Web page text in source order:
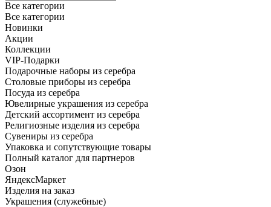
Все категории
Все категории
Новинки
Акции
Коллекции
VIP-Подарки
Подарочные наборы из серебра
Столовые приборы из серебра
Посуда из серебра
Ювелирные украшения из серебра
Детский ассортимент из серебра
Религиозные изделия из серебра
Сувениры из серебра
Упаковка и сопутствующие товары
Полный каталог для партнеров
Озон
ЯндексМаркет
Изделия на заказ
Украшения (служебные)